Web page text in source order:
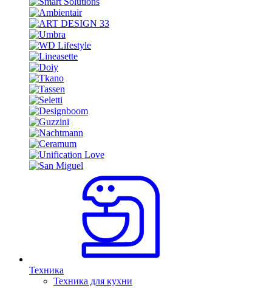
Техника
Техника для кухни